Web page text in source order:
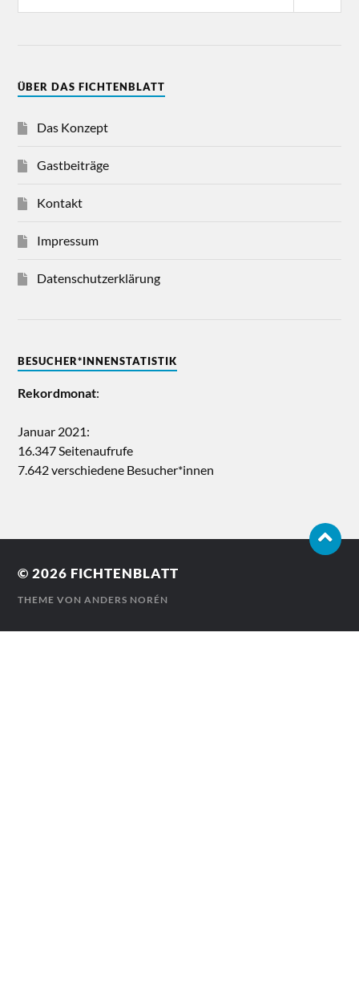
ÜBER DAS FICHTENBLATT
Das Konzept
Gastbeiträge
Kontakt
Impressum
Datenschutzerklärung
BESUCHER*INNENSTATISTIK
Rekordmonat:
Januar 2021:
16.347 Seitenaufrufe
7.642 verschiedene Besucher*innen
© 2026 FICHTENBLATT
THEME VONANDERS NORÉN